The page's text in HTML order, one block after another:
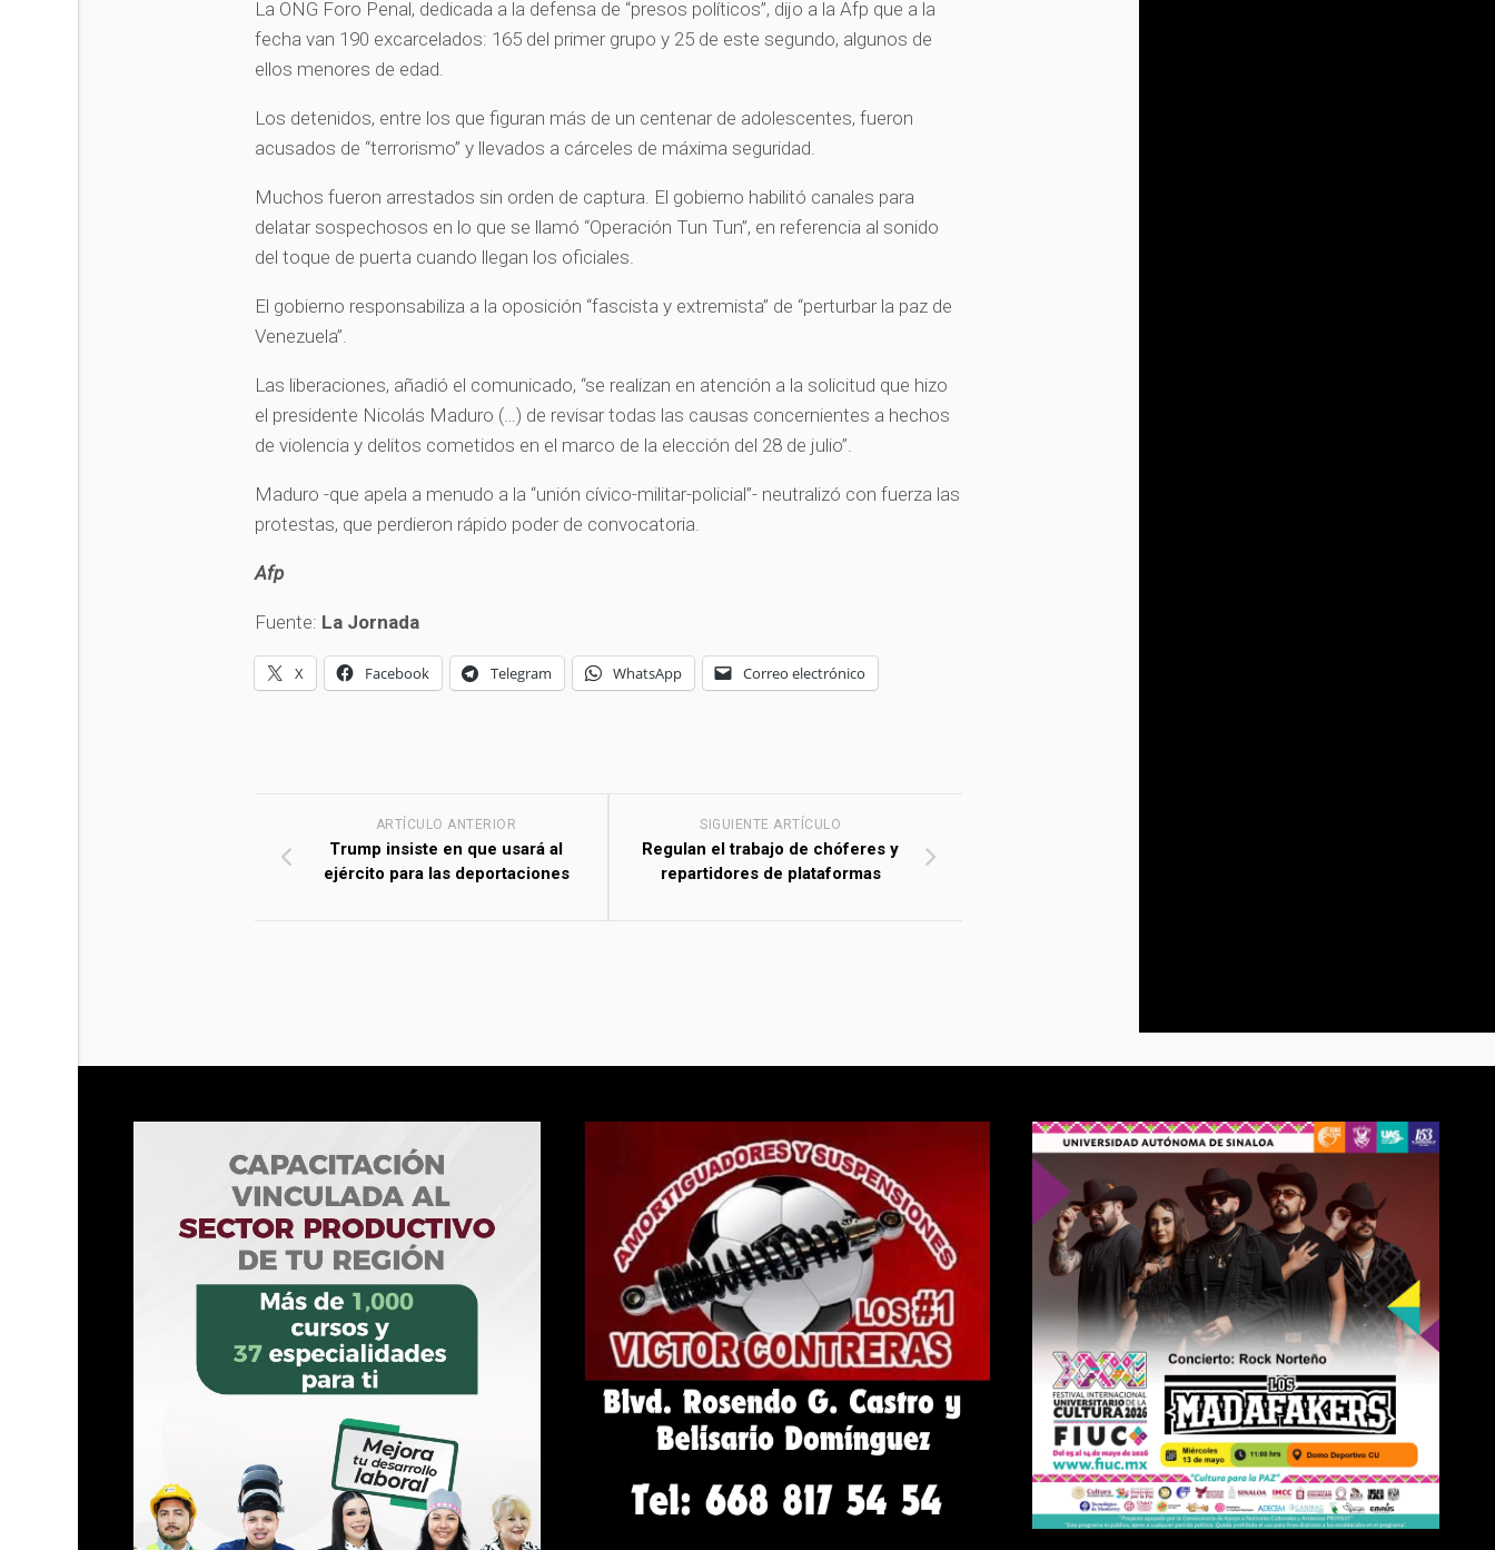
La ONG Foro Penal, dedicada a la defensa de “presos políticos”, dijo a la Afp que a la
fecha van 190 excarcelados: 165 del primer grupo y 25 de este segundo, algunos de
ellos menores de edad.
Los detenidos, entre los que figuran más de un centenar de adolescentes, fueron
acusados de “terrorismo” y llevados a cárceles de máxima seguridad.
Muchos fueron arrestados sin orden de captura. El gobierno habilitó canales para
delatar sospechosos en lo que se llamó “Operación Tun Tun”, en referencia al sonido
del toque de puerta cuando llegan los oficiales.
El gobierno responsabiliza a la oposición “fascista y extremista” de “perturbar la paz de
Venezuela”.
Las liberaciones, añadió el comunicado, “se realizan en atención a la solicitud que hizo
el presidente Nicolás Maduro (…) de revisar todas las causas concernientes a hechos
de violencia y delitos cometidos en el marco de la elección del 28 de julio”.
Maduro -que apela a menudo a la “unión cívico-militar-policial”- neutralizó con fuerza las
protestas, que perdieron rápido poder de convocatoria.
Afp
Fuente: La Jornada
X Facebook Telegram WhatsApp Correo electrónico
SIGUIENTE ARTÍCULO
Regulan el trabajo de chóferes y
repartidores de plataformas
ARTÍCULO ANTERIOR
Trump insiste en que usará al
ejército para las deportaciones